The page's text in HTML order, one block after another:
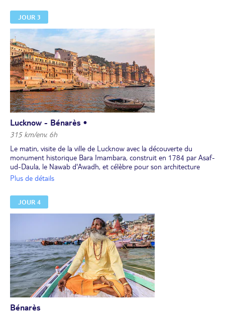
bâtiments gouvernementaux, le palais présidentiel et le monument
aux morts de l’India Gate en empruntant l’avenue Rajpath, enclave
diplomatique.
Déjeuner libre en cours de visite.
L'après-midi, transfert à la gare et départ en train en classe Chair
pour Lucknow.
A l'arrivée, transfert et installation à l'hôtel. Dîner et nuit.
JOUR 3
Lucknow - Bénarès •
315 km/env. 6h
Le matin, visite de la ville de Lucknow avec la découverte du
monument historique Bara Imambara, construit en 1784 par Asaf-
ud-Daula, le Nawab d'Awadh, et célèbre pour son architecture
indo-islamique et son labyrinthe Bhool Bhulaiya, un réseau
porte emblématique au coeur de la ville et le Martinière College,
établissement d'enseignement à l'architecture mêlant les styles
néo-classique et baroque.
Au déjeuner, dégustation d'un biryani, spécialité culinaire de la ville.
Départ pour Vara?asi, l’une des plus anciennes villes sacrées du
monde.
A l'arrivée, installation, dîner et nuit à l'hôtel.
Plus de détails
JOUR 4
Bénarès